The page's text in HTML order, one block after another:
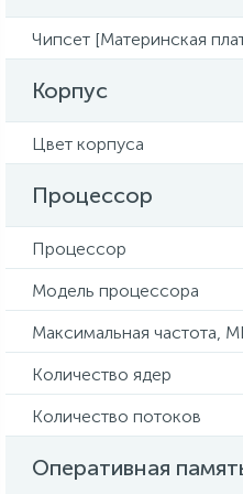
Чипсет [Материнская
Корпус
Цвет корпуса
Процессор
Процессор
Модель процессора
Максимальная частота,
Количество ядер
Количество потоков
Оперативная